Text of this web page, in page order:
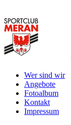
Wer sind wir
Angebote
Fotoalbum
Kontakt
Impressum